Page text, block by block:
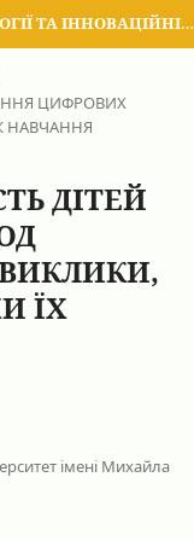
СУЧАСНІ ІНФОРМАЦІЙНІ ТЕХНОЛОГІЇ ТА ІННОВАЦІЙНІ МЕТОДИКИ НАВЧАННЯ В ПІДГОТОВЦІ ФАХІВЦІВ: МЕТОДОЛОГІЯ, ТЕОРІЯ, ДОСВІД, ПРОБЛЕМИ
ЦИФРОВИХ
НАВЧАННЯ
ДІТЕЙ
ВИКЛИКИ,
ЇХ
імені Михайла